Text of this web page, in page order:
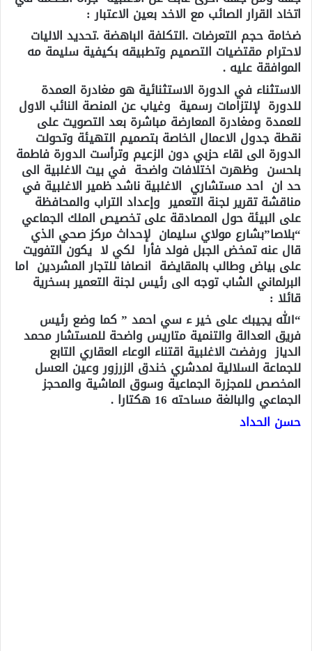
اتخاد القرار الصائب مع الاخد بعين الاعتبار :
ضخامة حجم التعرضات .التكلفة الباهضة .تحديد الاليات
لاحترام مقتضيات التصميم وتطبيقه بكيفية سليمة مه
الموافقة عليه .
الاستثناء في الدورة الاستثنائية هو مغادرة العمدة
للدورة لإلتزامات رسمية وغياب عن المنصة النائب الاول
للعمدة ومغادرة المعارضة مباشرة بعد التصويت على
نقطة جدول الاعمال الخاصة بتصميم التهيئة وتحولت
الدورة الى لقاء حزبي دون الزعيم وترأست الدورة فاطمة
بلحسن وظهرت اختلافات واضحة في بيت الاغلبية الى
حد ان احد مستشاري الاغلبية ناشد ظمير الاغلبية في
مناقشة تقرير لجنة التعمير وإعداد التراب والمحافظة
على البيئة حول المصادقة على تخصيص الملك الجماعي
“بلاصا”بشارع مولاي سليمان لإحداث مركز صحي الذي
قال عنه تمخض الجبل فولد فأرا لكي لا يكون التفويت
على بياض وطالب بالمقايضة انصافا للتجار المشردين اما
البرلماني الشاب توجه الى رئيس لجنة التعمير بسخرية
قائلا :
“الله يجيبك على خير ء سي احمد ” كما وضع رئيس
فريق العدالة والتنمية متاريس واضحة للمستشار محمد
الدياز ورفضت الاغلبية اقتناء الوعاء العقاري التابع
للجماعة السلالية لمدشري خندق الزرزور وعين العسل
المخصص للمجزرة الجماعية وسوق الماشية والمحجز
الجماعي والبالغة مساحته 16 هكتارا .
حسن الحداد